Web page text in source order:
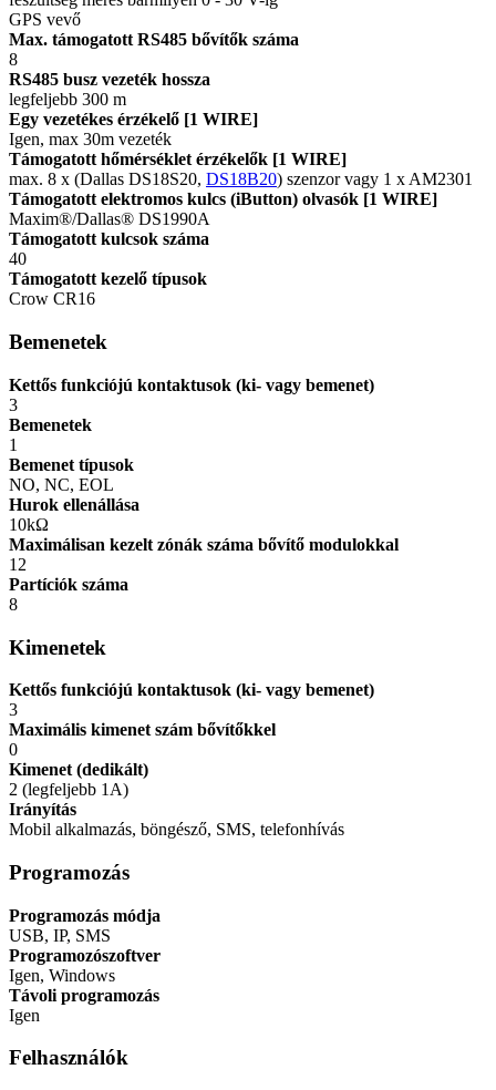
GPS vevő
Max. támogatott RS485 bővítők száma
8
RS485 busz vezeték hossza
legfeljebb 300 m
Egy vezetékes érzékelő [1 WIRE]
Igen, max 30m vezeték
Támogatott hőmérséklet érzékelők [1 WIRE]
max. 8 x (Dallas DS18S20, DS18B20) szenzor vagy 1 x AM2301
Támogatott elektromos kulcs (iButton) olvasók [1 WIRE]
Maxim®/Dallas® DS1990A
Támogatott kulcsok száma
40
Támogatott kezelő típusok
Crow CR16
Bemenetek
Kettős funkciójú kontaktusok (ki- vagy bemenet)
3
Bemenetek
1
Bemenet típusok
NO, NC, EOL
Hurok ellenállása
10kΩ
Maximálisan kezelt zónák száma bővítő modulokkal
12
Partíciók száma
8
Kimenetek
Kettős funkciójú kontaktusok (ki- vagy bemenet)
3
Maximális kimenet szám bővítőkkel
0
Kimenet (dedikált)
2 (legfeljebb 1A)
Irányítás
Mobil alkalmazás, böngésző, SMS, telefonhívás
Programozás
Programozás módja
USB, IP, SMS
Programozószoftver
Igen, Windows
Távoli programozás
Igen
Felhasználók